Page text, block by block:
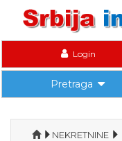
Login
Pretraga
NEKRETNINE